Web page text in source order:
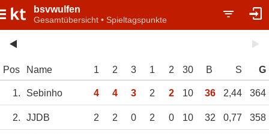
bsvwulfen
Gesamtübersicht • Spieltagspunkte
Pos Name 1 2 3 1 2 30 B S G
1. Sebinho 4 4 3 2 2 10 36 2,44 364
2. JJDB 2 2 0 2 0 10 32 0,77 358